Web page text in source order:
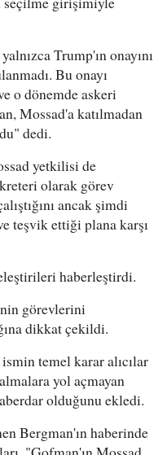
Trump'ın onayını
Bu onayı
o dönemde askeri
Mossad'a katılmadan
dedi.
yetkilisi de
olarak görev
ancak şimdi
teşvik ettiği plana karşı
haberleştirdi.
görevlerini
dikkat çekildi.
temel karar alıcılar
yol açmayan
olduğunu ekledi.
Bergman'ın haberinde